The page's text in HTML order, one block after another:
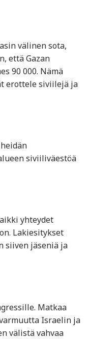
välinen sota,
että Gazan
90 000. Nämä
erottele siviilejä ja
siviiliväestöä
yhteydet
Lakiesitykset
siiven jäseniä ja
Matkaa
Israelin ja
välistä vahvaa